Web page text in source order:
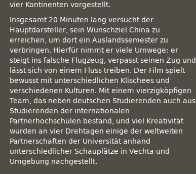
vier Kontinenten vorgestellt.
Insgesamt 20 Minuten lang versucht der
Hauptdarsteller, sein Wunschziel China zu
erreichen, um dort ein Auslandssemester zu
verbringen. Hierfür nimmt er viele Umwege: er
steigt ins falsche Flugzeug, verpasst seinen Zug und
lässt sich von einem Fluss treiben. Der Film spielt
bewusst mit unterschiedlichen Klischees und
verschiedenen Kulturen. Mit einem vierzigköpfigen
Team, das neben deutschen Studierenden auch aus
Studierenden der internationalen
Partnerhochschulen bestand, und viel Kreativität
wurden an vier Drehtagen einige der weltweiten
Partnerschaften der Universität anhand
unterschiedlicher Schauplätze in Vechta und
Umgebung nachgestellt.